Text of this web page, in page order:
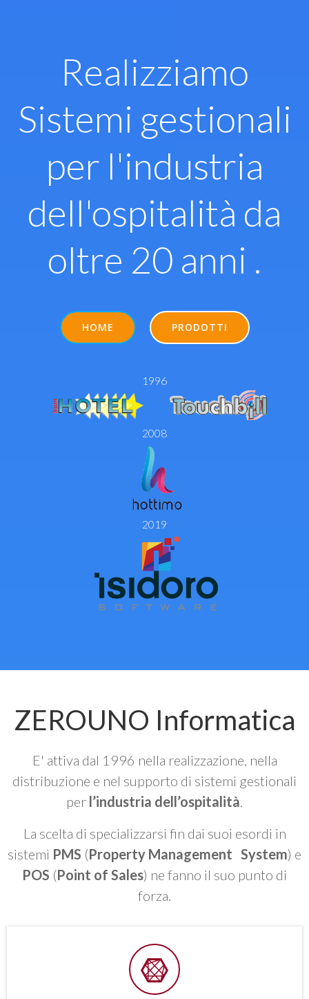
Realizziamo
Sistemi gestionali
per l'industria
dell'ospitalità da
oltre 20 anni .
HOME PRODOTTI
1996
2008
2019
ZEROUNO Informatica
E' attiva dal 1996 nella realizzazione, nella
distribuzione e nel supporto di sistemi gestionali
per l’industria dell’ospitalità
La scelta di specializzarsi fin dai suoi esordi in
sistemi PMS (Property Management System) e
POS (Point of Sales) ne fanno il suo punto di
forza.